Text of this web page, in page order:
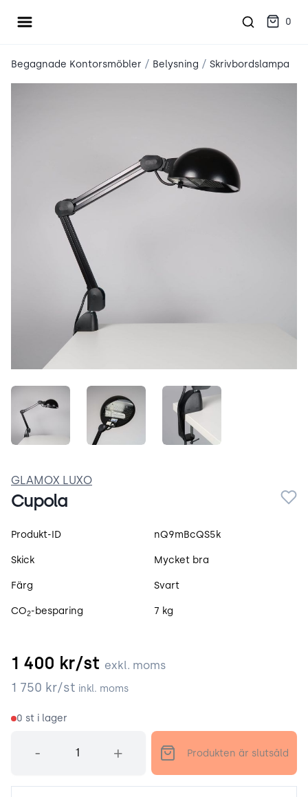
Öppna meny 0
Begagnade Kontorsmöbler / Belysning / Skrivbordslampa
hSP-ZkMmL03Q.jpegIKuZ0glzvNEx.jpegt6_G3njGSlO4.jpeg
GLAMOX LUXO
Cupola
Produktspecifikation
Produkt-ID nQ9mBcQS5k
Skick Mycket bra
Färg Svart
CO2-besparing 7 kg
1 400 kr/st exkl. moms
1 750 kr/st inkl. moms
0 st i lager
- + Produkten är slutsåld